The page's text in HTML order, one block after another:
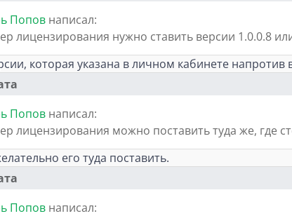
Попов написал:
лицензирования нужно ставить версии 1.0.0.8
которая указана в личном кабинете напротив
Попов написал:
лицензирования можно поставить туда же, где
его туда поставить.
Попов написал: